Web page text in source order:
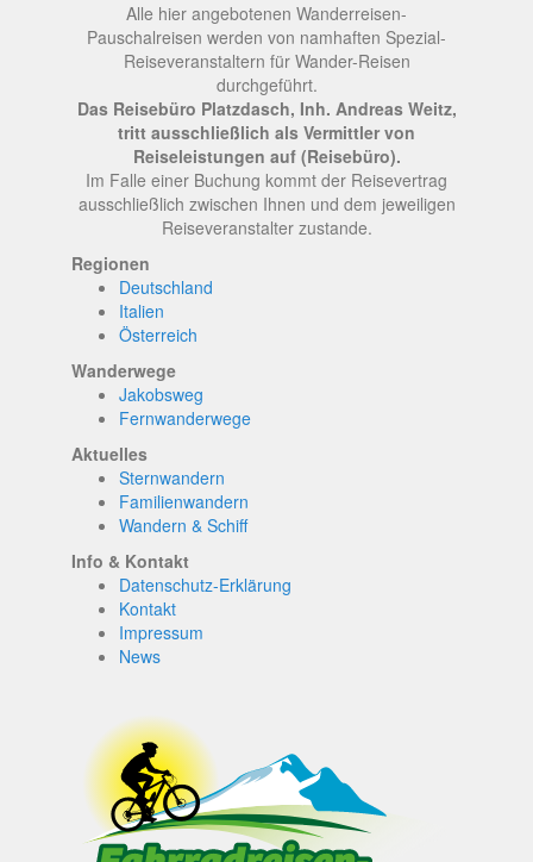
Alle hier angebotenen Wanderreisen-
Pauschalreisen werden von namhaften Spezial-
Reiseveranstaltern für Wander-Reisen
durchgeführt.
Das Reisebüro Platzdasch, Inh. Andreas Weitz,
tritt ausschließlich als Vermittler von
Reiseleistungen auf (Reisebüro).
Im Falle einer Buchung kommt der Reisevertrag
ausschließlich zwischen Ihnen und dem jeweiligen
Reiseveranstalter zustande.
Regionen
Deutschland
Italien
Österreich
Wanderwege
Jakobsweg
Fernwanderwege
Aktuelles
Sternwandern
Familienwandern
Wandern & Schiff
Info & Kontakt
Datenschutz-Erklärung
Kontakt
Impressum
News